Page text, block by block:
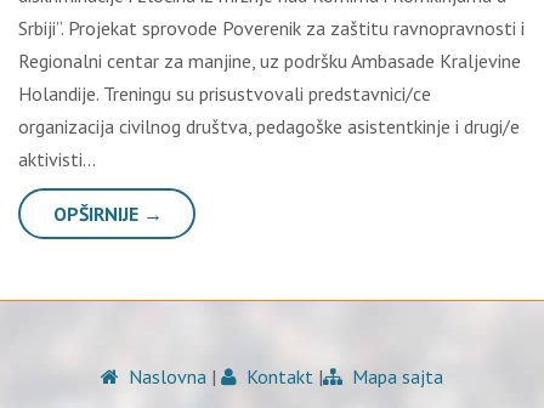
Srbiji”. Projekat sprovode Poverenik za zaštitu ravnopravnosti i
Regionalni centar za manjine, uz podršku Ambasade Kraljevine
Holandije. Treningu su prisustvovali predstavnici/ce
organizacija civilnog društva, pedagoške asistentkinje i drugi/e
aktivisti…
OPŠIRNIJE →
Naslovna | Kontakt | Mapa sajta